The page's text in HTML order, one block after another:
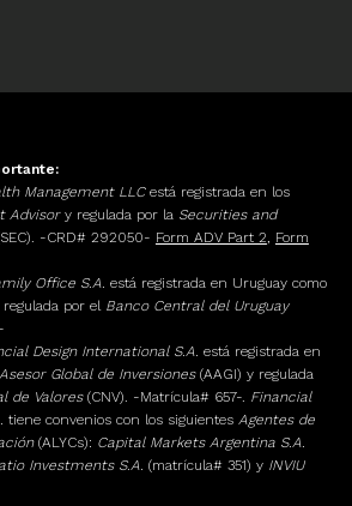
Management LLCestá registrada en los
Advisory regulada por la Securities and
-CRD# 292050- Form ADV Part 2
Form
Office S.A. está registrada en Uruguay como
por el Banco Central del Uruguay
Design International S.A. está registrada en
Global de Inversiones(AAGI) y regulada
de Valores(CNV). -Matrícula# 657-. Financial
tiene convenios con los siguientes Agentes de
(ALYCs): Capital Markets Argentina S.A.
Investments S.A. (matrícula# 351) y INVIU